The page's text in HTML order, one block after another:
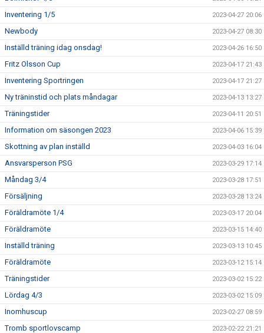
Inventering 1/5 2023-04-27 20:06
Newbody 2023-04-27 08:30
Inställd träning idag onsdag! 2023-04-26 16:50
Fritz Olsson Cup 2023-04-17 21:43
Inventering Sportringen 2023-04-17 21:27
Ny träninstid och plats måndagar 2023-04-13 13:27
Träningstider 2023-04-11 20:51
Information om säsongen 2023 2023-04-06 15:39
Skottning av plan inställd 2023-04-03 16:04
Ansvarsperson PSG 2023-03-29 17:14
Måndag 3/4 2023-03-28 17:51
Försäljning 2023-03-28 13:24
Föräldramöte 1/4 2023-03-17 20:04
Föräldramöte 2023-03-15 14:40
Inställd träning 2023-03-13 10:45
Föräldramöte 2023-03-12 15:14
Träningstider 2023-03-02 15:22
Lördag 4/3 2023-03-02 15:09
Inomhuscup 2023-02-27 08:59
Tromb sportlovscamp 2023-02-22 21:21